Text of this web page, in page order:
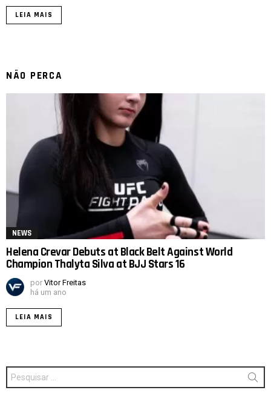
LEIA MAIS
NÃO PERCA
NEWS
Helena Crevar Debuts at Black Belt Against World
Champion Thalyta Silva at BJJ Stars 16
por Vitor Freitas
há um ano
LEIA MAIS
Procurar
por: